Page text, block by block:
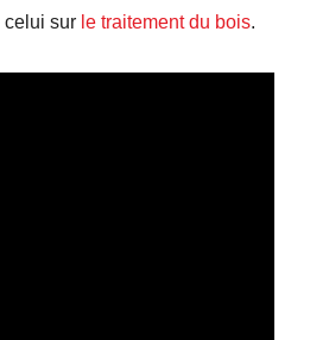
celui sur le traitement du bois.